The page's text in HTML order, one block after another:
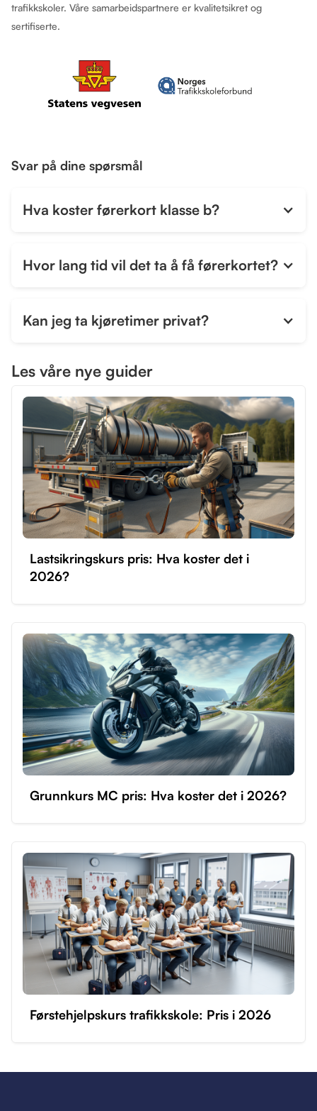
trafikkskoler. Våre samarbeidspartnere er kvalitetsikret og
sertifiserte.
Svar på dine spørsmål
Hva koster førerkort klasse b?
Hvor lang tid vil det ta å få førerkortet?
Kan jeg ta kjøretimer privat?
Les våre nye guider
Lastsikringskurs pris: Hva koster det i
2026?
Grunnkurs MC pris: Hva koster det i 2026?
Førstehjelpskurs trafikkskole: Pris i 2026